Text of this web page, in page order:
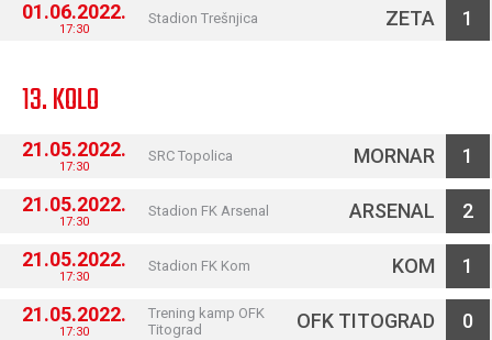
01.06.2022.
17:30
Stadion Trešnjica ZETA 1
13. KOLO
21.05.2022.
17:30
SRC Topolica MORNAR 1
21.05.2022.
17:30
Stadion FK Arsenal ARSENAL 2
21.05.2022.
17:30
Stadion FK Kom KOM 1
21.05.2022.
17:30
Trening kamp OFK
Titograd
OFK TITOGRAD 0